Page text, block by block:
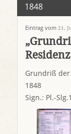
1848
Eintrag vom 21.
Grundriß der
1848
Sign.: Pl.-